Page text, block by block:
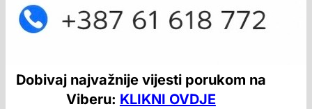
Dobivaj najvažnije vijesti porukom na
Viberu: KLIKNI OVDJE